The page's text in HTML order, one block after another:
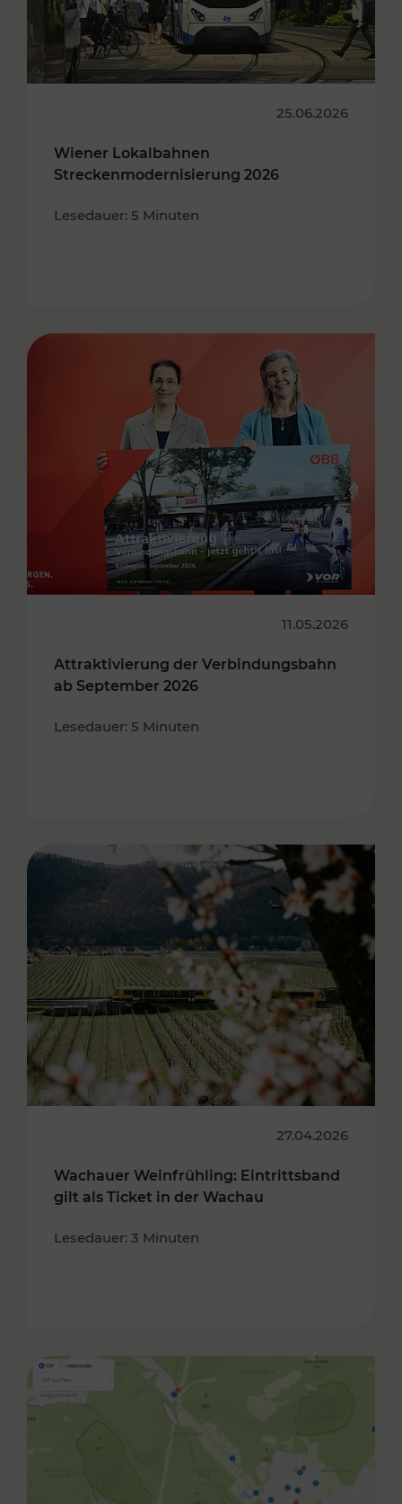
25.06.2026
Wiener Lokalbahnen
Streckenmodernisierung 2026
Lesedauer: 5 Minuten
11.05.2026
Attraktivierung der Verbindungsbahn
ab September 2026
Lesedauer: 5 Minuten
27.04.2026
Wachauer Weinfrühling: Eintrittsband
gilt als Ticket in der Wachau
Lesedauer: 3 Minuten